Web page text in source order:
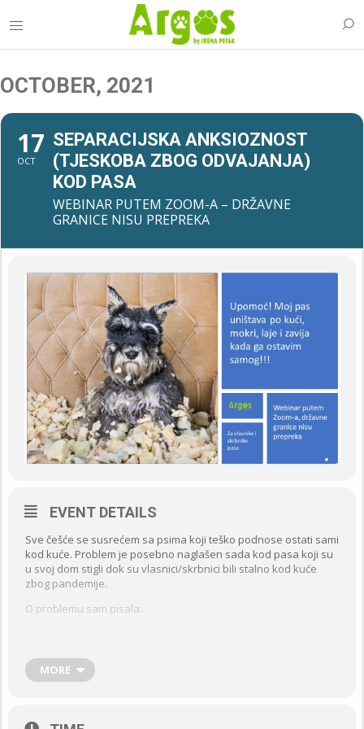
OCTOBER, 2021
17
OCT
SEPARACIJSKA ANKSIOZNOST
(TJESKOBA ZBOG ODVAJANJA)
KOD PASA
WEBINAR PUTEM ZOOM-A – DRŽAVNE
GRANICE NISU PREPREKA
EVENT DETAILS
Sve češće se susrećem sa psima koji teško podnose ostati sami
kod kuće. Problem je posebno naglašen sada kod pasa koji su
u svoj dom stigli dok su vlasnici/skrbnici bili stalno kod kuće
zbog pandemije.
O problemu sam pisala:
Nažalost, problem nije uvijek prepoznat kao takav, pa se često
MORE